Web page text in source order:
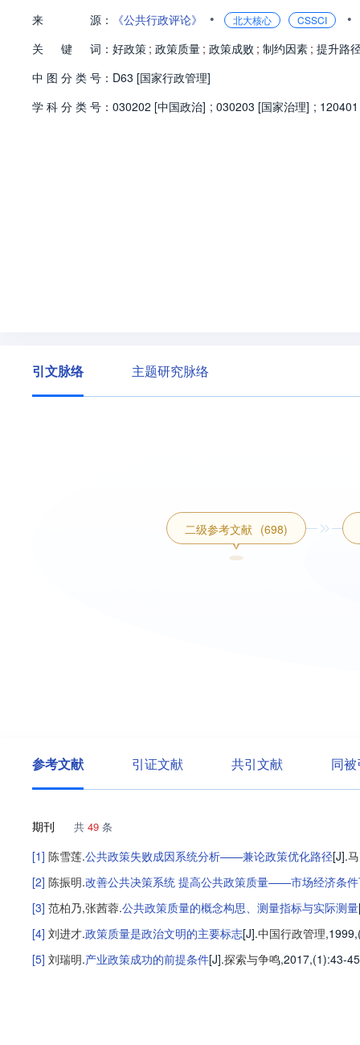
升公共政策质量。未来需要通过更多的实证研
质量持续优化,以触发更多的“好政策”,提升公共
来 源： 《公共行政评论》 • 北大核心 CSSCI •
关
键 词： 好政策 ; 政策质量 ; 政策成败 ; 制约因素 ; 提升路
中 图 分 类 号： D63 [国家行政管理]
学 科 分 类 号： 030202 [中国政治] ; 030203 [国家治理] ;
引文脉络 主题研究脉络
二级参考文献 (698)
参考文献 引证文献 共引文献 同
期刊 共 49 条
[1] 陈雪莲.公共政策失败成因系统分析——兼论政策优化路径[J].
[2] 陈振明.改善公共决策系统 提高公共政策质量——市场经济条
[3] 范柏乃,张茜蓉.公共政策质量的概念构思、测量指标与实际测量
[4] 刘进才.政策质量是政治文明的主要标志[J].中国行政管理
[5] 刘瑞明.产业政策成功的前提条件[J].探索与争鸣,2017,(1):43-45